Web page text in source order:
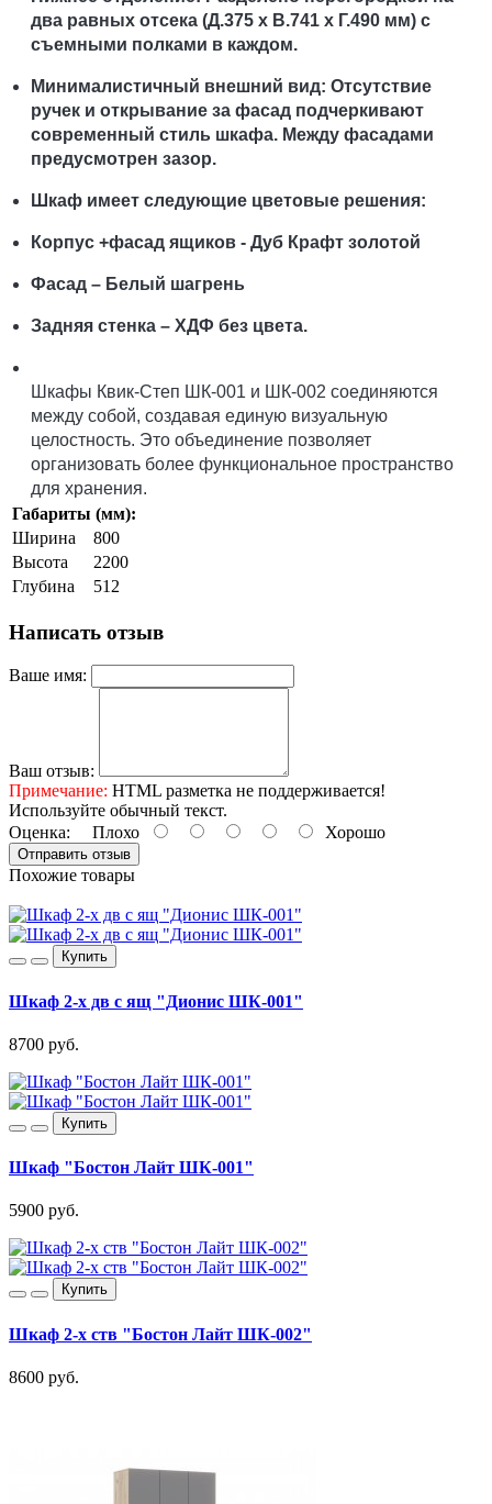
два равных отсека (Д.375 х В.741 х Г.490 мм) с
съемными полками в каждом.
Минималистичный внешний вид: Отсутствие
ручек и открывание за фасад подчеркивают
современный стиль шкафа. Между фасадами
предусмотрен зазор.
Шкаф имеет следующие цветовые решения:
Корпус +фасад ящиков - Дуб Крафт золотой
Фасад – Белый шагрень
Задняя стенка – ХДФ без цвета.
Шкафы Квик-Степ ШК-001 и ШК-002 соединяются
между собой, создавая единую визуальную
целостность. Это объединение позволяет
организовать более функциональное пространство
для хранения.
Габариты (мм):
Ширина
800
Высота
2200
Глубина
512
Написать отзыв
Ваше имя:
Ваш отзыв:
Примечание: HTML разметка не поддерживается!
Используйте обычный текст.
Оценка: Плохо Хорошо
Отправить отзыв
Похожие товары
Купить
Шкаф 2-х дв с ящ "Дионис ШК-001"
8700 руб.
Купить
Шкаф "Бостон Лайт ШК-001"
5900 руб.
Купить
Шкаф 2-х ств "Бостон Лайт ШК-002"
8600 руб.